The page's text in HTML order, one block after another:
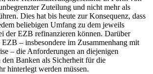
Zuteilung und nicht mehr als
Dies hat bis heute zur Konsequenz, dass
beliebigen Umfang zu dem jeweils
der EZB refinanzieren können. Darüber
– insbesondere im Zusammenhang mit
– die Anforderungen an diejenigen
Banken als Sicherheit für die
hinterlegt werden müssen.